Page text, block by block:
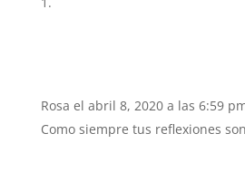
Rosa el abril 8, 2020 a las 6:59
Como siempre tus reflexiones